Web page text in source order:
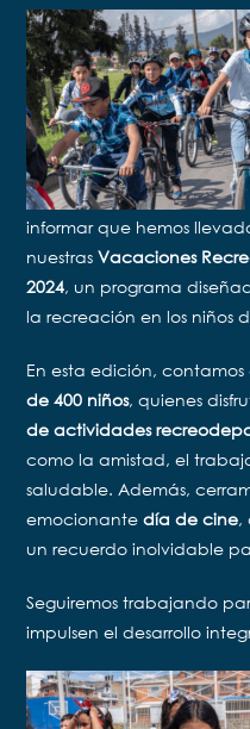
informar que hemos
nuestrasVacaciones
2024, un programa
la recreación en los niños
En esta edición,
de 400 niños, quienes
de actividades
como la amistad, el
saludable. Además,
emocionantedía de cine,
un recuerdo inolvidable
Seguiremos trabajando
impulsen el desarrollo